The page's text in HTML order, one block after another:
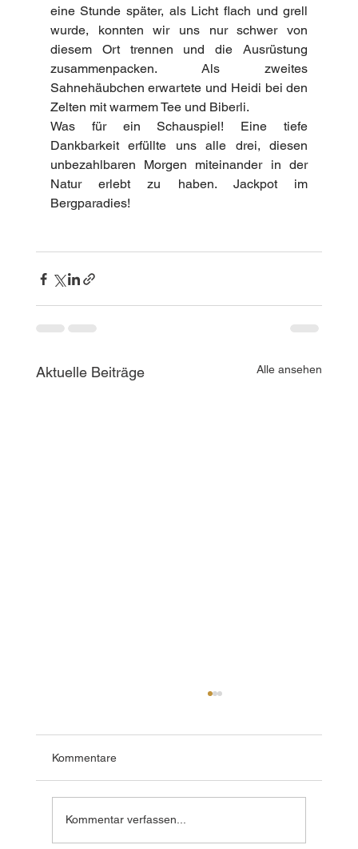
eine Stunde später, als Licht flach und grell
wurde, konnten wir uns nur schwer von
diesem Ort trennen und die Ausrüstung
zusammenpacken. Als zweites
Sahnehäubchen erwartete und Heidi bei den
Zelten mit warmem Tee und Biberli.
Was für ein Schauspiel! Eine tiefe
Dankbarkeit erfüllte uns alle drei, diesen
unbezahlbaren Morgen miteinander in der
Natur erlebt zu haben. Jackpot im
Bergparadies!
Aktuelle Beiträge Alle ansehen
Kommentare
Kommentar verfassen...